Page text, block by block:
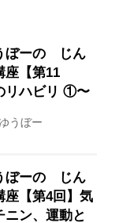
ぼーの じん
座【第11
リハビリ ①〜
うぼー
ぼーの じん
座【第4回】気
ニン、運動と